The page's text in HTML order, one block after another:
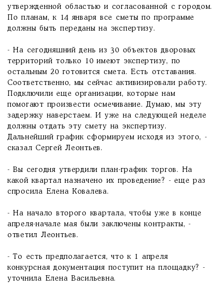
утвержденной областью и согласованной с городом.
По планам, к 14 января все сметы по программе
должны быть переданы на экспертизу.
- На сегодняшний день из 30 объектов дворовых
территорий только 10 имеют экспертизу, по
остальным 20 готовится смета. Есть отставания.
Соответственно, мы сейчас активизировали работу.
Подключили еще организации, которые нам
помогают произвести осмечивание. Думаю, мы эту
задержку наверстаем. И уже на следующей неделе
должны отдать эту смету на экспертизу.
Дальнейший график сформируем исходя из этого, -
сказал Сергей Леонтьев.
- Вы сегодня утвердили план-график торгов. На
какой квартал назначено их проведение? - еще раз
спросила Елена Ковалева.
- На начало второго квартала, чтобы уже в конце
апреля-начале мая были заключены контракты, -
ответил Леонтьев.
- То есть предполагается, что к 1 апреля
конкурсная документация поступит на площадку? -
уточнила Елена Васильевна.